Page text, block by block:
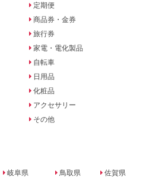
定期便
商品券・金券
旅行券
家電・電化製品
自転車
日用品
化粧品
アクセサリー
その他
岐阜県
鳥取県
佐賀県